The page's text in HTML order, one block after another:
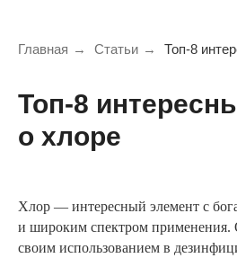
Главная → Статьи → Топ-8
Топ-8
о хлоре
Хлор — интересный элемент с
и широким спектром применения.
своим использованием в